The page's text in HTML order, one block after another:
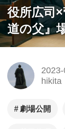
役所広司
道の父』
hikita
劇場公開